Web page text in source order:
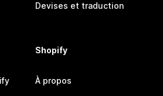
Devises et traduction
Shopify
À propos